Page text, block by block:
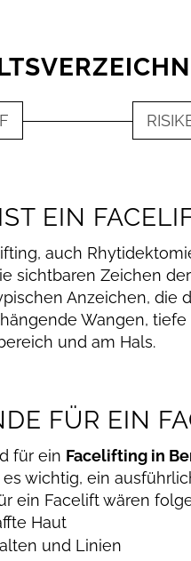
EIN
auch
sichtbaren Zeichen
Anzeichen, die
Wangen,
und am Hals.
FÜR EIN
für ein Facelifting in
wichtig, ein
ein Facelift wären
Haut
und Linien